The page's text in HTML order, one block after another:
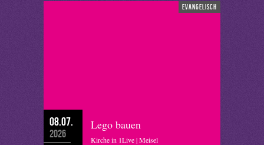
evangelisch
08.07.
2026
Lego bauen
Kirche in 1Live | Meisel